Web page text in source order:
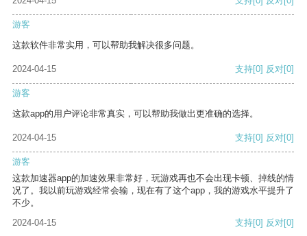
游客
这款软件非常实用，可以帮助我解决很多问题。
2024-04-15 支持[0] 反对[0]
游客
这款app的用户评论非常真实，可以帮助我做出更准确的选择。
2024-04-15 支持[0] 反对[0]
游客
这款加速器app的加速效果非常好，玩游戏再也不会出现卡顿、掉线的情
况了。我以前玩游戏经常会输，现在有了这个app，我的游戏水平提升了
不少。
2024-04-15
支持[0] 反对[0]